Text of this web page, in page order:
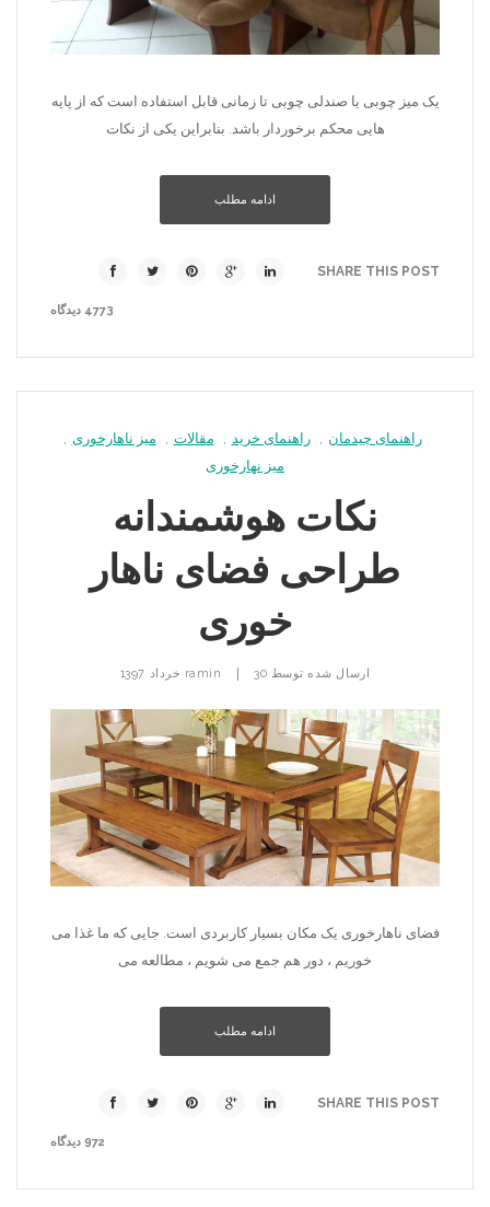
یک میز چوبی یا صندلی چوبی تا زمانی قابل استفاده است که از پایه
هایی محکم برخوردار باشد. بنابراین یکی از نکات
ادامه مطلب
SHARE THIS POST
4773 دیدگاه
راهنمای چیدمان , راهنمای خرید , مقالات , میز ناهارخوری ,
میز نهارخوری
نکات هوشمندانه
طراحی فضای ناهار
خوری
ارسال شده توسط ramin 30 خرداد 1397
فضای ناهارخوری یک مکان بسیار کاربردی است. جایی که ما غذا می
خوریم ، دور هم جمع می شویم ، مطالعه می
ادامه مطلب
SHARE THIS POST
972 دیدگاه